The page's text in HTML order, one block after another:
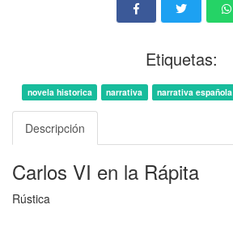
Etiquetas:
novela historica narrativa narrativa española
Descripción
Carlos VI en la Rápita
Rústica